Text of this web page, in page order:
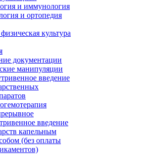
и иммунология
и ортопедия
культура
документации
манипуляции
введение
введение
капельным
(без оплаты